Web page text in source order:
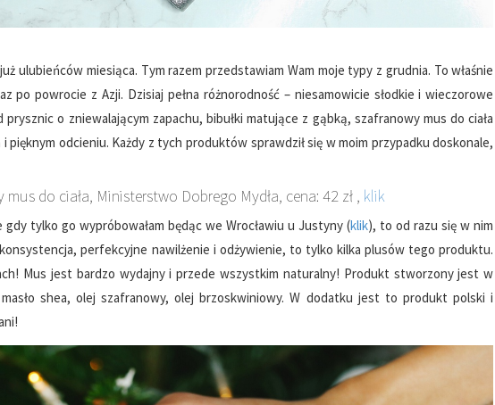
ulubieńców miesiąca. Tym razem przedstawiam Wam moje typy z grudnia. To właśnie
po powrocie z Azji. Dzisiaj pełna różnorodność – niesamowicie słodkie i wieczorowe
o zniewalającym zapachu, bibułki matujące z gąbką, szafranowy mus do ciała
pięknym odcieniu. Każdy z tych produktów sprawdził się w moim przypadku doskonale,
mus do ciała, Ministerstwo Dobrego Mydła, cena: 42 zł , klik
tylko go wypróbowałam będąc we Wrocławiu u Justyny (klik), to od razu się w nim
konsystencja, perfekcyjne nawilżenie i odżywienie, to tylko kilka plusów tego produktu.
Mus jest bardzo wydajny i przede wszystkim naturalny! Produkt stworzony jest w
shea, olej szafranowy, olej brzoskwiniowy. W dodatku jest to produkt polski i